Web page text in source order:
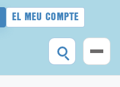
EL MEU COMPTE